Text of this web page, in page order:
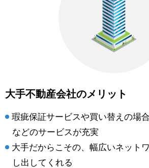
大手不動産会社のメリット
瑕疵保証サービスや買い替えの場
などのサービスが充実
大手だからこその、幅広いネット
し出してくれる